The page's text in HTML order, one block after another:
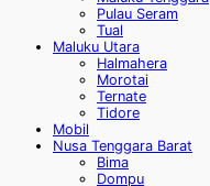
Pulau Seram
Tual
Maluku Utara
Halmahera
Morotai
Ternate
Tidore
Mobil
Nusa Tenggara Barat
Bima
Dompu